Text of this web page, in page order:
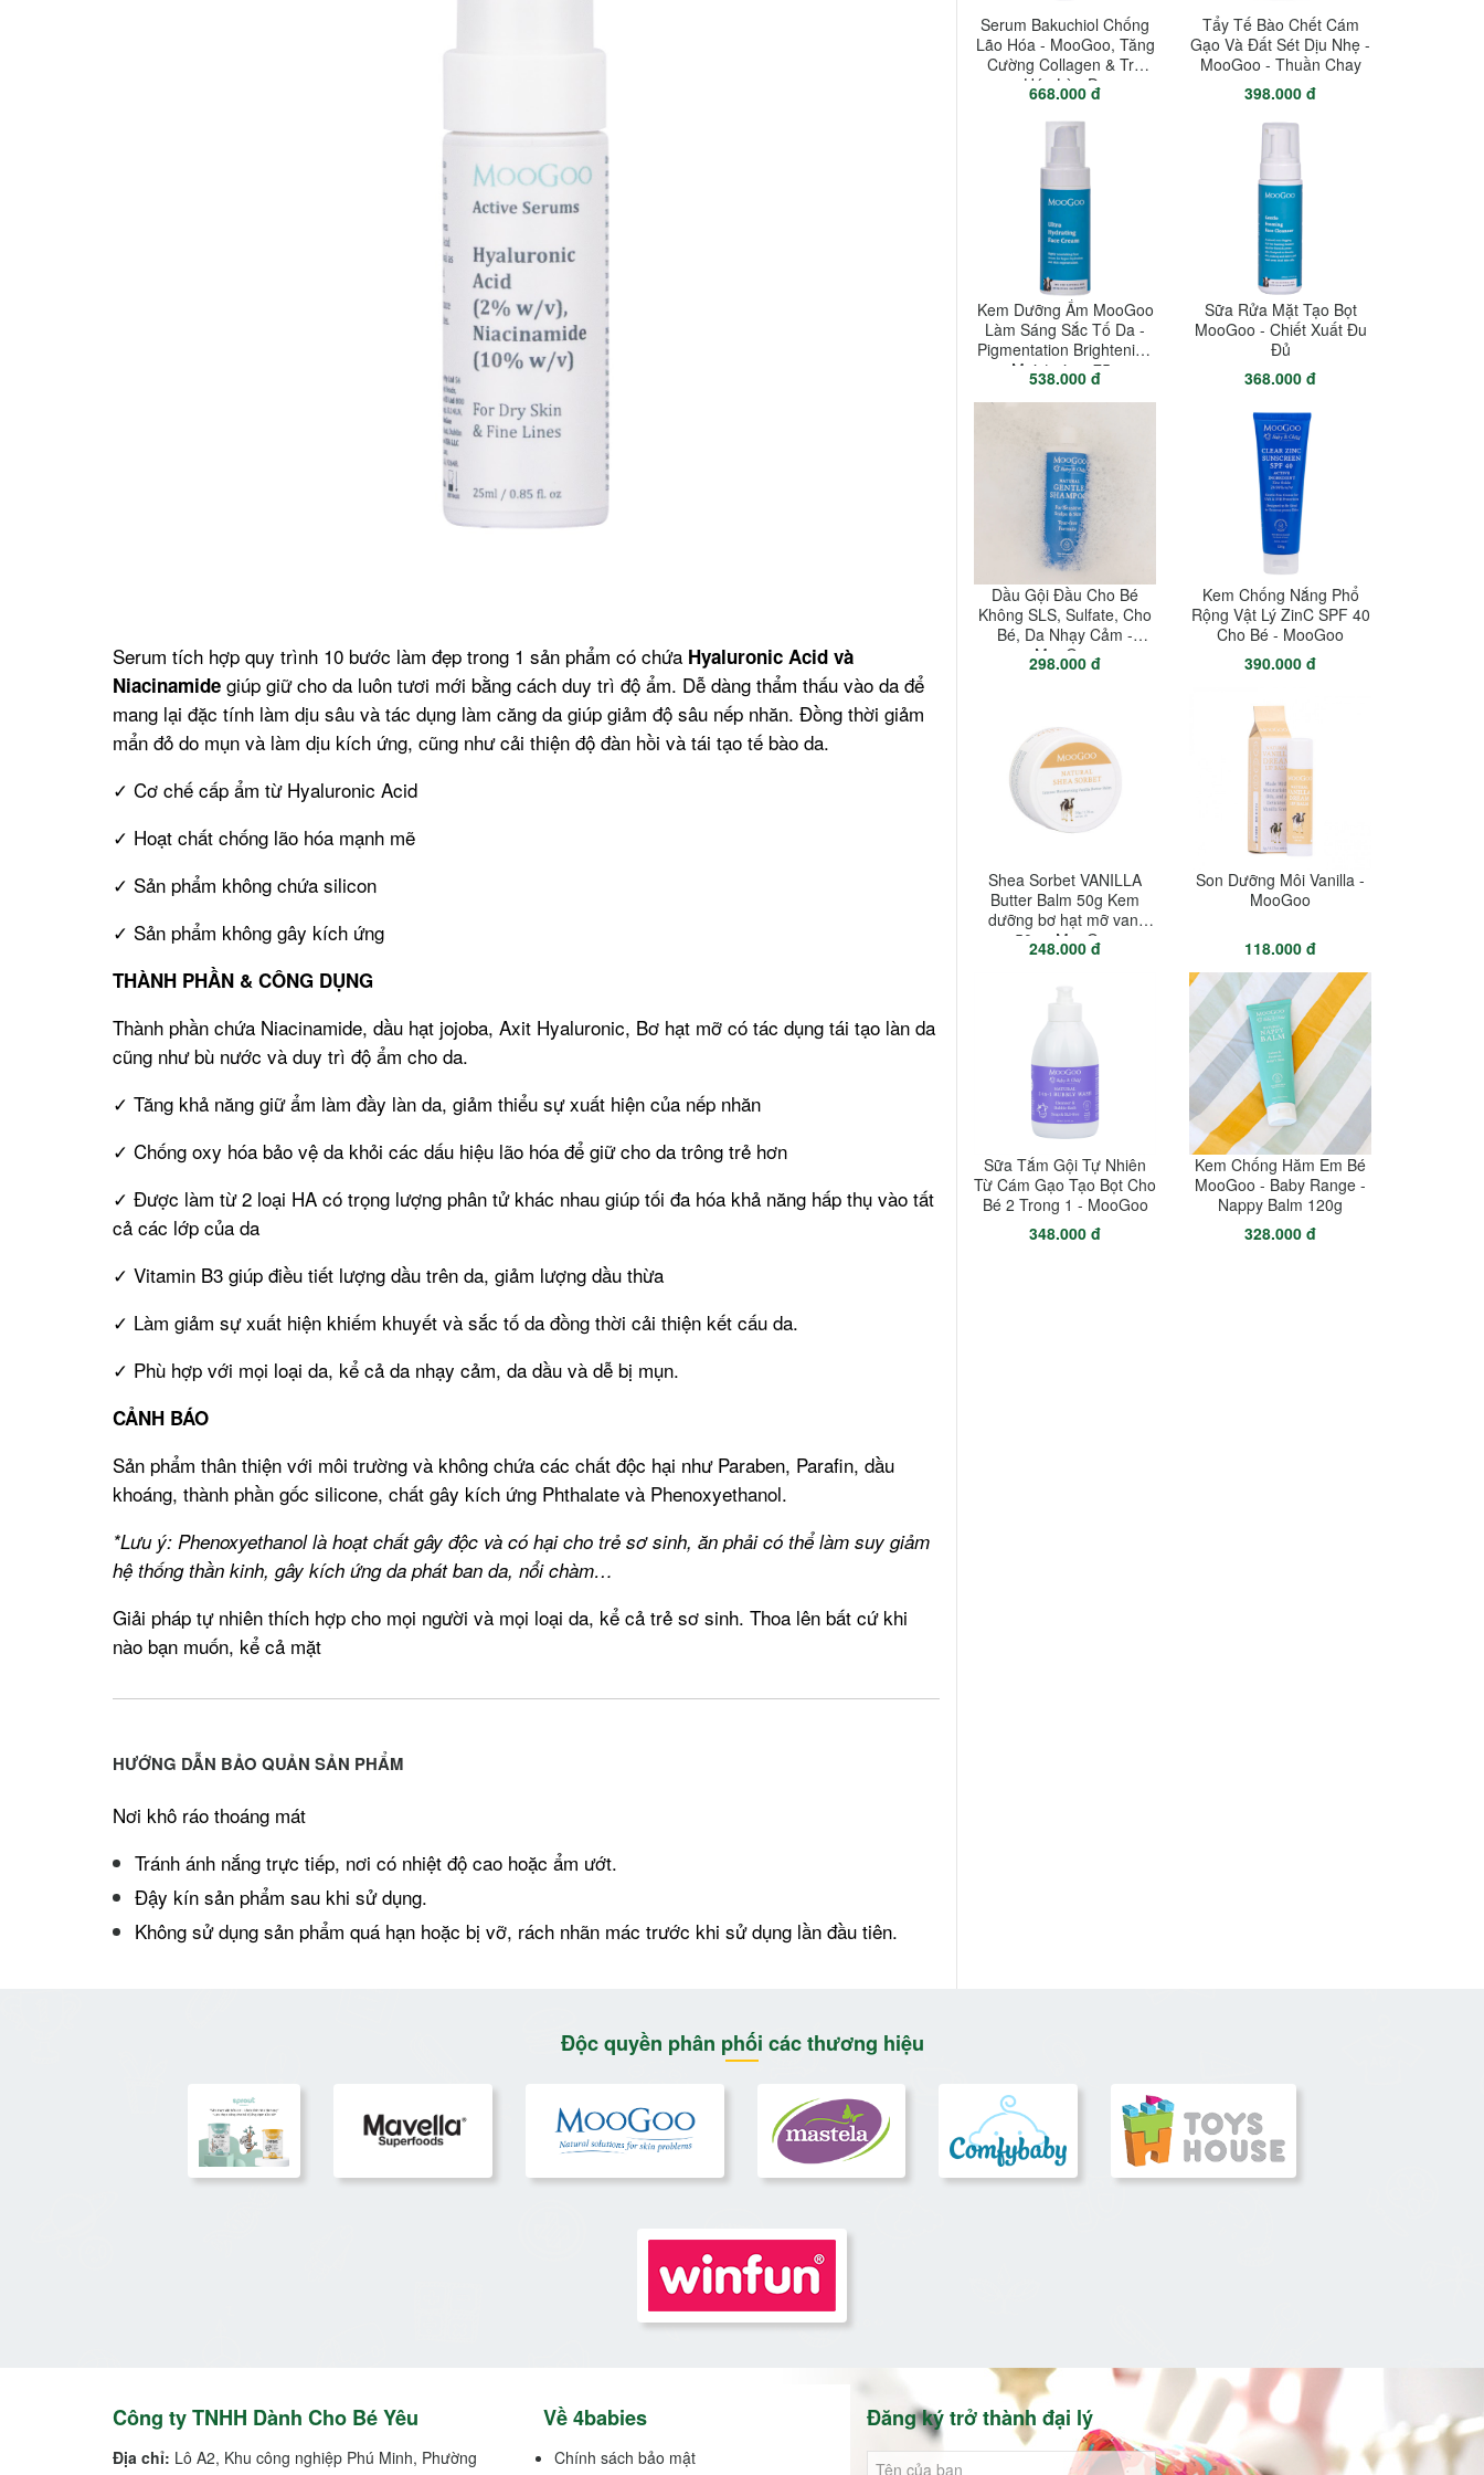
Serum tích hợp quy trình 10 bước làm đẹp trong 1 sản phẩm có chứa Hyaluronic Acid và
Niacinamide giúp giữ cho da luôn tươi mới bằng cách duy trì độ ẩm. Dễ dàng thẩm thấu vào da để
mang lại đặc tính làm dịu sâu và tác dụng làm căng da giúp giảm độ sâu nếp nhăn. Đồng thời giảm
mẩn đỏ do mụn và làm dịu kích ứng, cũng như cải thiện độ đàn hồi và tái tạo tế bào da.
✓ Cơ chế cấp ẩm từ Hyaluronic Acid
✓ Hoạt chất chống lão hóa mạnh mẽ
✓ Sản phẩm không chứa silicon
✓ Sản phẩm không gây kích ứng
THÀNH PHẦN & CÔNG DỤNG
Thành phần chứa Niacinamide, dầu hạt jojoba, Axit Hyaluronic, Bơ hạt mỡ có tác dụng tái tạo làn da
cũng như bù nước và duy trì độ ẩm cho da.
✓ Tăng khả năng giữ ẩm làm đầy làn da, giảm thiểu sự xuất hiện của nếp nhăn
✓ Chống oxy hóa bảo vệ da khỏi các dấu hiệu lão hóa để giữ cho da trông trẻ hơn
✓ Được làm từ 2 loại HA có trọng lượng phân tử khác nhau giúp tối đa hóa khả năng hấp thụ vào tất
cả các lớp của da
✓ Vitamin B3 giúp điều tiết lượng dầu trên da, giảm lượng dầu thừa
✓ Làm giảm sự xuất hiện khiếm khuyết và sắc tố da đồng thời cải thiện kết cấu da.
✓ Phù hợp với mọi loại da, kể cả da nhạy cảm, da dầu và dễ bị mụn.
CẢNH BÁO
Sản phẩm thân thiện với môi trường và không chứa các chất độc hại như Paraben, Parafin, dầu
khoáng, thành phần gốc silicone, chất gây kích ứng Phthalate và Phenoxyethanol.
*Lưu ý: Phenoxyethanol là hoạt chất gây độc và có hại cho trẻ sơ sinh, ăn phải có thể làm suy giảm
hệ thống thần kinh, gây kích ứng da phát ban da, nổi chàm…
Giải pháp tự nhiên thích hợp cho mọi người và mọi loại da, kể cả trẻ sơ sinh. Thoa lên bất cứ khi
nào bạn muốn, kể cả mặt
HƯỚNG DẪN BẢO QUẢN SẢN PHẨM
Nơi khô ráo thoáng mát
Tránh ánh nắng trực tiếp, nơi có nhiệt độ cao hoặc ẩm ướt.
Đậy kín sản phẩm sau khi sử dụng.
Không sử dụng sản phẩm quá hạn hoặc bị vỡ, rách nhãn mác trước khi sử dụng lần đầu tiên.
Serum Bakuchiol Chống
Lão Hóa - MooGoo, Tăng
Cường Collagen & Trẻ
Hóa Làn Da
668.000 đ
Tẩy Tế Bào Chết Cám
Gạo Và Đất Sét Dịu Nhẹ -
MooGoo - Thuần Chay
398.000 đ
Kem Dưỡng Ẩm MooGoo
Làm Sáng Sắc Tố Da -
Pigmentation Brightening
Moisturiser 75g
538.000 đ
Sữa Rửa Mặt Tạo Bọt
MooGoo - Chiết Xuất Đu
Đủ
368.000 đ
Dầu Gội Đầu Cho Bé
Không SLS, Sulfate, Cho
Bé, Da Nhạy Cảm -
MooGoo
298.000 đ
Kem Chống Nắng Phổ
Rộng Vật Lý ZinC SPF 40
Cho Bé - MooGoo
390.000 đ
Shea Sorbet VANILLA
Butter Balm 50g Kem
dưỡng bơ hạt mỡ vani
50g - MooGoo
248.000 đ
Son Dưỡng Môi Vanilla -
MooGoo
118.000 đ
Sữa Tắm Gội Tự Nhiên
Từ Cám Gạo Tạo Bọt Cho
Bé 2 Trong 1 - MooGoo
348.000 đ
Kem Chống Hăm Em Bé
MooGoo - Baby Range -
Nappy Balm 120g
328.000 đ
Độc quyền phân phối các thương hiệu
Đăng ký trở thành đại lý
Về 4babies
Chính sách bảo mật
Công ty TNHH Dành Cho Bé Yêu
Địa chỉ: Lô A2, Khu công nghiệp Phú Minh, Phường